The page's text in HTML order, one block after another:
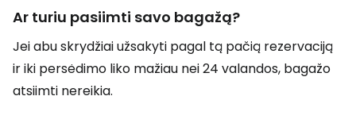
Ar turiu pasiimti savo bagažą?
Jei abu skrydžiai užsakyti pagal tą pačią rezervaciją
ir iki persėdimo liko mažiau nei 24 valandos, bagažo
atsiimti nereikia.